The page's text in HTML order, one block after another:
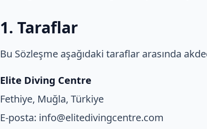
1. Taraflar
Bu Sözleşme aşağıdaki taraflar arasında
Elite Diving Centre
Fethiye, Muğla, Türkiye
E-posta: info@elitedivingcentre.com